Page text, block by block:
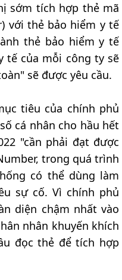
sớm tích hợp thẻ mã
với thẻ bảo hiểm y tế
thẻ bảo hiểm y tế
tế của mỗi công ty sẽ
sẽ được yêu cầu.
tiêu của chính phủ
cá nhân cho hầu hết
"cần phải đạt được
trong quá trình
có thể dùng làm
sự cố. Vì chính phủ
diện chậm nhất vào
nhân khuyến khích
đọc thẻ để tích hợp